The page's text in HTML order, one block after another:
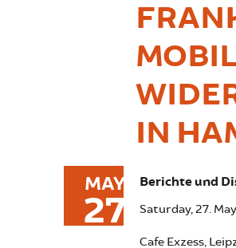
IN
MAY
27
Berichte und
Saturday, 27.
Cafe Exzess,